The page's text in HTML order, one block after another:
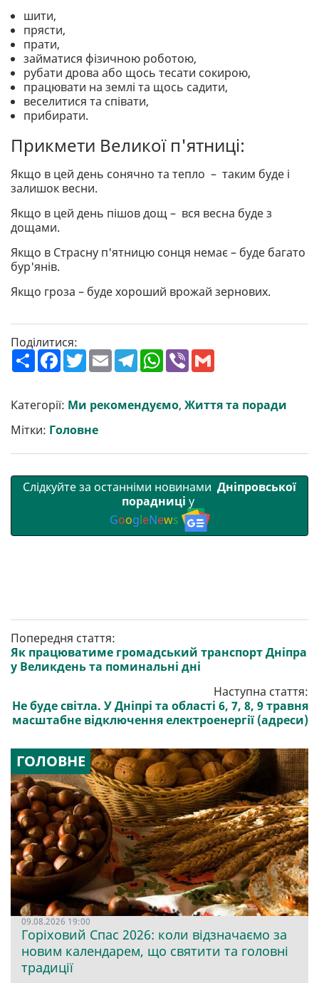
шити,
прясти,
прати,
займатися фізичною роботою,
рубати дрова або щось тесати сокирою,
працювати на землі та щось садити,
веселитися та співати,
прибирати.
Прикмети Великої п'ятниці:
Якщо в цей день сонячно та тепло – таким буде і
залишок весни.
Якщо в цей день пішов дощ – вся весна буде з
дощами.
Якщо в Страсну п'ятницю сонця немає – буде багато
бур'янів.
Якщо гроза – буде хороший врожай зернових.
Поділитися:
П
о
р
и
т
и
F
a
b
o
o
k
T
w
e
r
E
m
l
T
e
g
r
W
h
s
A
V
r l
Категорії: Ми рекомендуємо, Життя та поради
Мітки: Головне
Слідкуйте за останніми новинами Дніпровської
порадниці у
GoogleNews
Попередня стаття:
Як працюватиме громадський транспорт Дніпра
у Великдень та поминальні дні
Наступна стаття:
Не буде світла. У Дніпрі та області 6, 7, 8, 9 травня
масштабне відключення електроенергії (адреси)
ГОЛОВНЕ
09.08.2026 19:00
Горіховий Спас 2026: коли відзначаємо за
новим календарем, що святити та головні
традиції